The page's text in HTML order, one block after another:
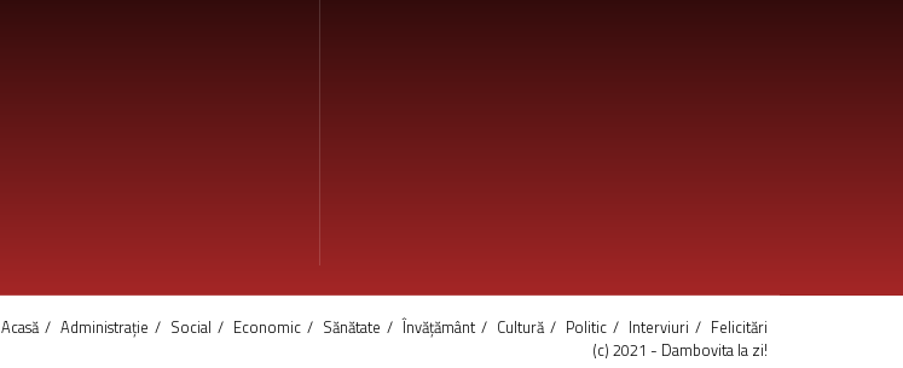
Acasă Administrație Social Economic Sănătate Învățământ Cultură Politic Interviuri
Felicitări
(c) 2021 - Dambovita la zi!